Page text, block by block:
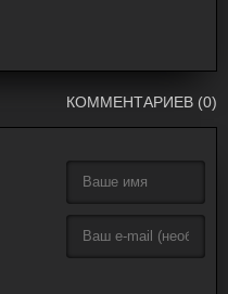
КОММЕНТАРИЕВ (0)